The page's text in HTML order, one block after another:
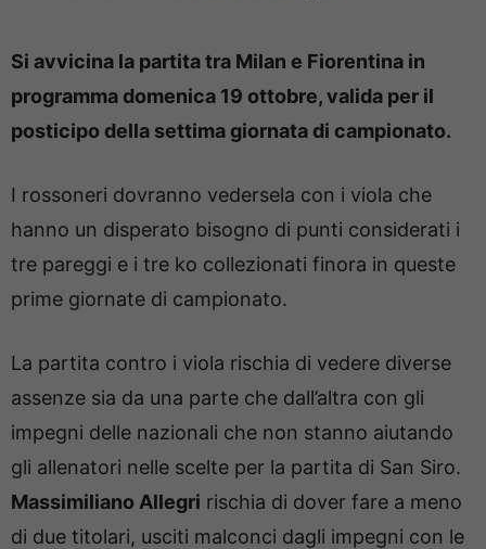
Si avvicina la partita tra Milan e Fiorentina in
programma domenica 19 ottobre, valida per il
posticipo della settima giornata di campionato.
I rossoneri dovranno vedersela con i viola che
hanno un disperato bisogno di punti considerati i
tre pareggi e i tre ko collezionati finora in queste
prime giornate di campionato.
La partita contro i viola rischia di vedere diverse
assenze sia da una parte che dall’altra con gli
impegni delle nazionali che non stanno aiutando
gli allenatori nelle scelte per la partita di San Siro.
Massimiliano Allegri rischia di dover fare a meno
di due titolari, usciti malconci dagli impegni con le